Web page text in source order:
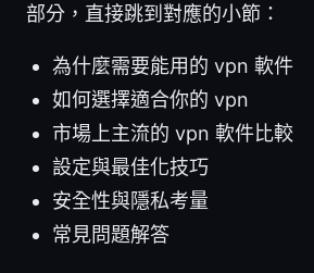
部分，直接跳到對應的小節：
為什麼需要能用的 vpn 軟件
如何選擇適合你的 vpn
市場上主流的 vpn 軟件比較
設定與最佳化技巧
安全性與隱私考量
常見問題解答